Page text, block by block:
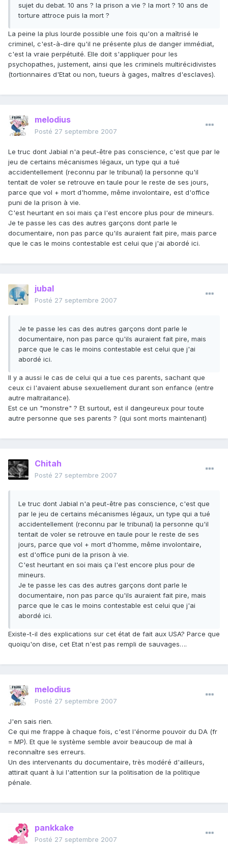
sujet du debat. 10 ans ? la prison a vie ? la mort ? 10 ans de
torture attroce puis la mort ?
La peine la plus lourde possible une fois qu'on a maîtrisé le
criminel, c'est-à-dire qu'il ne présente plus de danger immédiat,
c'est la vraie perpétuité. Elle doit s'appliquer pour les
psychopathes, justement, ainsi que les criminels multirécidivistes
(tortionnaires d'Etat ou non, tueurs à gages, maîtres d'esclaves).
melodius
Posté 27 septembre 2007
Le truc dont Jabial n'a peut-être pas conscience, c'est que par le
jeu de certains mécanismes légaux, un type qui a tué
accidentellement (reconnu par le tribunal) la personne qu'il
tentait de voler se retrouve en taule pour le reste de ses jours,
parce que vol + mort d'homme, même involontaire, est d'office
puni de la prison à vie.
C'est heurtant en soi mais ça l'est encore plus pour de mineurs.
Je te passe les cas des autres garçons dont parle le
documentaire, non pas parce qu'ils auraient fait pire, mais parce
que le cas le moins contestable est celui que j'ai abordé ici.
jubal
Posté 27 septembre 2007
Je te passe les cas des autres garçons dont parle le
documentaire, non pas parce qu'ils auraient fait pire, mais
parce que le cas le moins contestable est celui que j'ai
abordé ici.
Il y a aussi le cas de celui qui a tue ces parents, sachant que
ceux ci l'avaient abuse sexuellement durant son enfance (entre
autre maltraitance).
Est ce un "monstre" ? Et surtout, est il dangeureux pour toute
autre personne que ses parents ? (qui sont morts maintenant)
Chitah
Posté 27 septembre 2007
Le truc dont Jabial n'a peut-être pas conscience, c'est que
par le jeu de certains mécanismes légaux, un type qui a tué
accidentellement (reconnu par le tribunal) la personne qu'il
tentait de voler se retrouve en taule pour le reste de ses
jours, parce que vol + mort d'homme, même involontaire,
est d'office puni de la prison à vie.
C'est heurtant en soi mais ça l'est encore plus pour de
mineurs.
Je te passe les cas des autres garçons dont parle le
documentaire, non pas parce qu'ils auraient fait pire, mais
parce que le cas le moins contestable est celui que j'ai
abordé ici.
Existe-t-il des explications sur cet état de fait aux USA? Parce que
quoiqu'on dise, cet Etat n'est pas rempli de sauvages….
melodius
Posté 27 septembre 2007
J'en sais rien.
Ce qui me frappe à chaque fois, c'est l'énorme pouvoir du DA (fr
= MP). Et que le système semble avoir beaucoup de mal à
reconnaître ses erreurs.
Un des intervenants du documentaire, très modéré d'ailleurs,
attirait quant à lui l'attention sur la politisation de la politique
pénale.
pankkake
Posté 27 septembre 2007